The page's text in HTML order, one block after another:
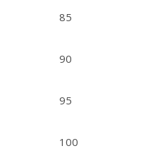
85
90
95
100